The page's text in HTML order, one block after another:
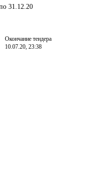
31.12.20
Окончание тендера
10.07.20, 23:38